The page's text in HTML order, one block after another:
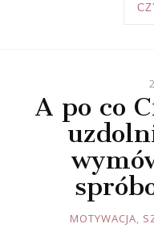
A po co
JOULE
MOTYWACJA,